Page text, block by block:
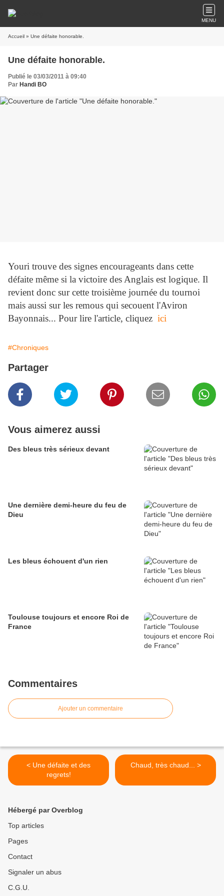
MENU
Accueil » Une défaite honorable.
Une défaite honorable.
Publié le 03/03/2011 à 09:40
Par Handi BO
Youri trouve des signes encourageants dans cette
défaite même si la victoire des Anglais est logique. Il
revient donc sur cette troisième journée du tournoi
mais aussi sur les remous qui secouent l'Aviron
Bayonnais... Pour lire l'article, cliquez ici
#Chroniques
Partager
Vous aimerez aussi
Des bleus très sérieux devant
Une dernière demi-heure du feu de
Dieu
Les bleus échouent d'un rien
Toulouse toujours et encore Roi de
France
Commentaires
Ajouter un commentaire
< Une défaite et des
regrets!
Chaud, très chaud... >
Hébergé par Overblog
Top articles
Pages
Contact
Signaler un abus
C.G.U.